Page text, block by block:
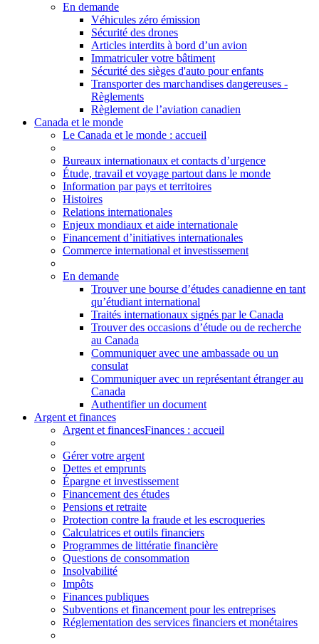
En demande
Véhicules zéro émission
Sécurité des drones
Articles interdits à bord d’un avion
Immatriculer votre bâtiment
Sécurité des sièges d'auto pour enfants
Transporter des marchandises dangereuses -
Règlements
Règlement de l’aviation canadien
Canada et le monde
Le Canada et le monde : accueil
Bureaux internationaux et contacts d’urgence
Étude, travail et voyage partout dans le monde
Information par pays et territoires
Histoires
Relations internationales
Enjeux mondiaux et aide internationale
Financement d’initiatives internationales
Commerce international et investissement
En demande
Trouver une bourse d’études canadienne en tant
qu’étudiant international
Traités internationaux signés par le Canada
Trouver des occasions d’étude ou de recherche
au Canada
Communiquer avec une ambassade ou un
consulat
Communiquer avec un représentant étranger au
Canada
Authentifier un document
Argent et finances
Argent et financesFinances : accueil
Gérer votre argent
Dettes et emprunts
Épargne et investissement
Financement des études
Pensions et retraite
Protection contre la fraude et les escroqueries
Calculatrices et outils financiers
Programmes de littératie financière
Questions de consommation
Insolvabilité
Impôts
Finances publiques
Subventions et financement pour les entreprises
Réglementation des services financiers et monétaires